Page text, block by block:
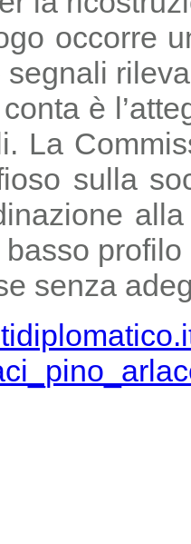
occorre
è
La
sulla
senza